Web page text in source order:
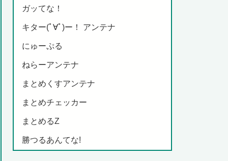
ガッてな！
キター(ﾟ∀ﾟ)ー！ アンテナ
にゅーぷる
ねらーアンテナ
まとめくすアンテナ
まとめチェッカー
まとめるZ
勝つるあんてな!